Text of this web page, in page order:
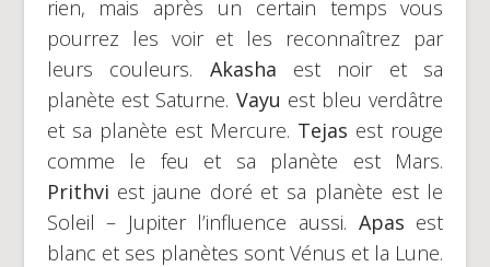
rien, mais après un certain temps vous
pourrez les voir et les reconnaîtrez par
leurs couleurs. Akasha est noir et sa
planète est Saturne. Vayu est bleu verdâtre
et sa planète est Mercure. Tejas est rouge
comme le feu et sa planète est Mars.
Prithvi est jaune doré et sa planète est le
Soleil – Jupiter l’influence aussi. Apas est
blanc et ses planètes sont Vénus et la Lune.